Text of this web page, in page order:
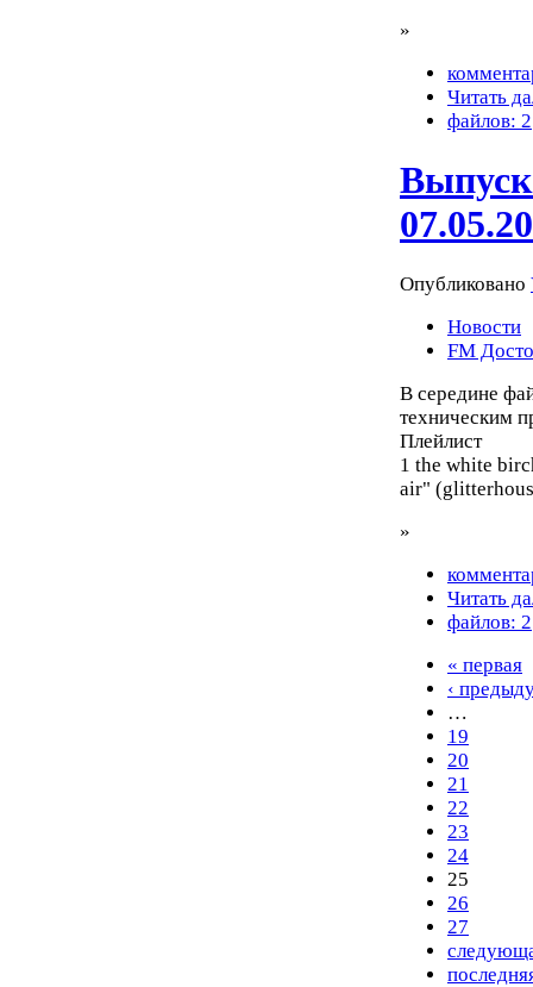
»
Читать
файлов: 2
Опубликовано
Новости
FM
В середине
техническим
Плейлист
1 the white
air"
»
Читать
файлов: 2
« первая
‹
…
19
20
21
22
23
24
25
26
27